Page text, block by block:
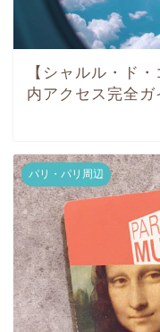
【シャルル・ド
内アクセス完全ガ
パリ・パリ周辺